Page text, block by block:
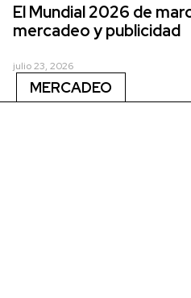
El Mundial 2026 de
mercadeo y publicidad
julio 23, 2026
MERCADEO